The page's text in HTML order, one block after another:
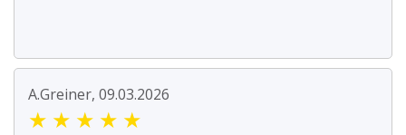
A.Greiner, 09.03.2026
★ ★ ★ ★ ★